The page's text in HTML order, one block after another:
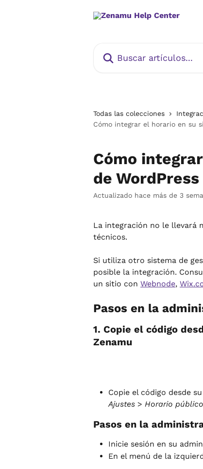
Todas las colecciones
Cómo integrar el horario en su
Cómo
de WordPress
Actualizado hace más de 3
La integración no le llevará
técnicos.
Si utiliza otro sistema de
posible la integración.
un sitio con Webnode,
Pasos en la
1. Copie el código
Zenamu
Copie el código desde
Ajustes > Horario público
Pasos en la
Inicie sesión en su
En el menú de la